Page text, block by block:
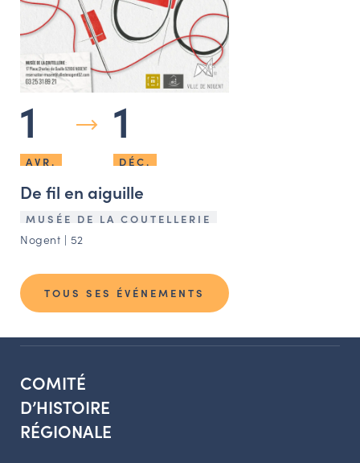
1
AVR.
1
DÉC.
De fil en aiguille
MUSÉE DE LA COUTELLERIE
Nogent | 52
TOUS SES ÉVÉNEMENTS
COMITÉ
D’HISTOIRE
RÉGIONALE